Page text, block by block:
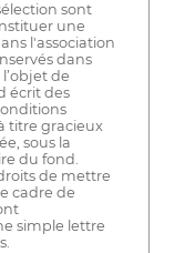
sont
une
l'association
dans
de
écrit des
titre gracieux
sous la
du fond.
de mettre
cadre de
simple lettre